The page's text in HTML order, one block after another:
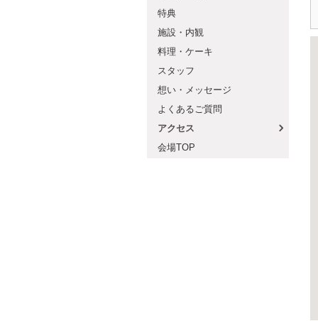
特典
施設・内観
料理・ケーキ
スタッフ
想い・メッセージ
よくあるご質問
アクセス
会場TOP